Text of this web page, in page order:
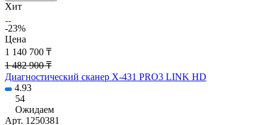
Хит
-23%
Цена
1 140 700 ₸
1 482 900 ₸
Диагностический сканер X-431 PRO3 LINK HD
4.93
54
Ожидаем
Арт. 1250381